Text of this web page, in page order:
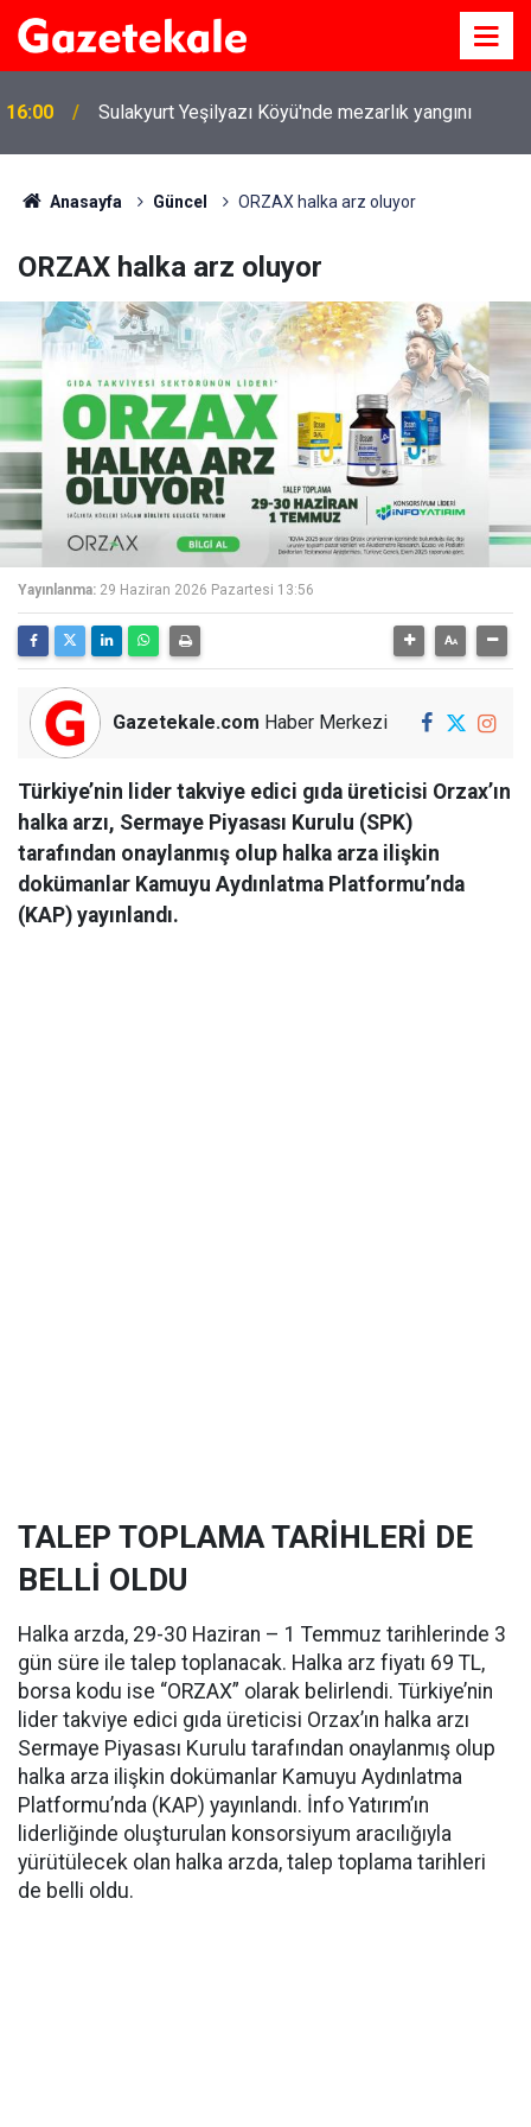
16:00 Sulakyurt Yeşilyazı Köyü'nde mezarlık yangını
Anasayfa Güncel ORZAX halka arz oluyor
ORZAX halka arz oluyor
Yayınlanma: 29 Haziran 2026 Pazartesi 13:56
Gazetekale.com Haber Merkezi
Türkiye’nin lider takviye edici gıda üreticisi Orzax’ın
halka arzı, Sermaye Piyasası Kurulu (SPK)
tarafından onaylanmış olup halka arza ilişkin
dokümanlar Kamuyu Aydınlatma Platformu’nda
(KAP) yayınlandı.
TALEP TOPLAMA TARİHLERİ DE
BELLİ OLDU
Halka arzda, 29-30 Haziran – 1 Temmuz tarihlerinde 3
gün süre ile talep toplanacak. Halka arz fiyatı 69 TL,
borsa kodu ise “ORZAX” olarak belirlendi. Türkiye’nin
lider takviye edici gıda üreticisi Orzax’ın halka arzı
Sermaye Piyasası Kurulu tarafından onaylanmış olup
halka arza ilişkin dokümanlar Kamuyu Aydınlatma
Platformu’nda (KAP) yayınlandı. İnfo Yatırım’ın
liderliğinde oluşturulan konsorsiyum aracılığıyla
yürütülecek olan halka arzda, talep toplama tarihleri
de belli oldu.